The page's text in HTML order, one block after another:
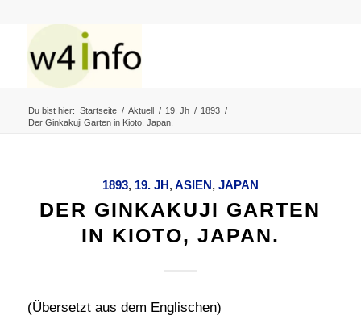
Du bist hier: Startseite / Aktuell / 19. Jh / 1893 /
Der Ginkakuji Garten in Kioto, Japan.
1893, 19. JH,ASIEN, JAPAN
DER GINKAKUJI GARTEN
IN KIOTO, JAPAN.
(Übersetzt aus dem Englischen)